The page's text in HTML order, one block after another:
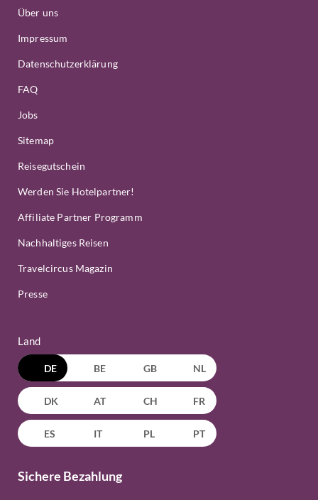
Über uns
Impressum
Datenschutzerklärung
FAQ
Jobs
Sitemap
Reisegutschein
Werden Sie Hotelpartner!
Affiliate Partner Programm
Nachhaltiges Reisen
Travelcircus Magazin
Presse
Land
DE BE GB NL
DK AT CH FR
ES IT PL PT
Sichere Bezahlung